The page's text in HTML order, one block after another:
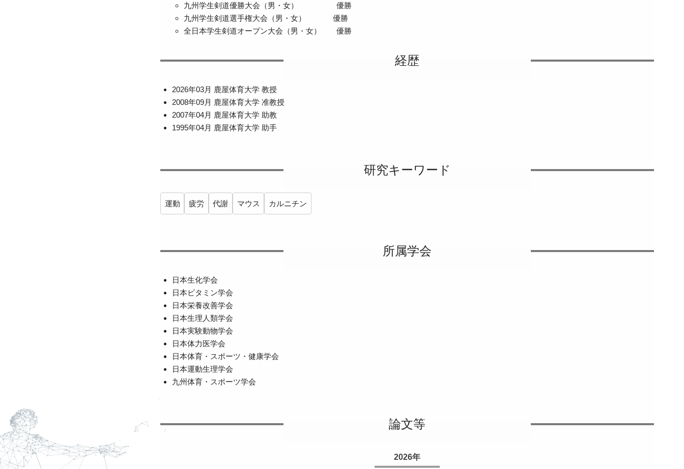
九州学生剣道優勝大会（男・女） 優勝
九州学生剣道選手権大会（男・女） 優勝
全日本学生剣道オープン大会（男・女） 優勝
経歴
2026年03月 鹿屋体育大学 教授
2008年09月 鹿屋体育大学 准教授
2007年04月 鹿屋体育大学 助教
1995年04月 鹿屋体育大学 助手
研究キーワード
運動 疲労 代謝 マウス カルニチン
所属学会
日本生化学会
日本ビタミン学会
日本栄養改善学会
日本生理人類学会
日本実験動物学会
日本体力医学会
日本体育・スポーツ・健康学会
日本運動生理学会
九州体育・スポーツ学会
論文等
2026年